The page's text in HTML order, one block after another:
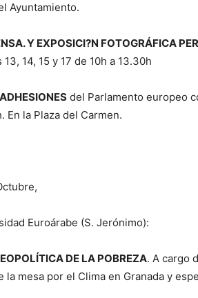
Ayuntamiento.
Y EXPOSICI?N FOTOGRÁFICA
14, 15 y 17 de 10h a 13.30h
del Parlamento europeo
En la Plaza del Carmen.
Euroárabe (S. Jerónimo):
DE LA POBREZA. A cargo
la mesa por el Clima en Granada y